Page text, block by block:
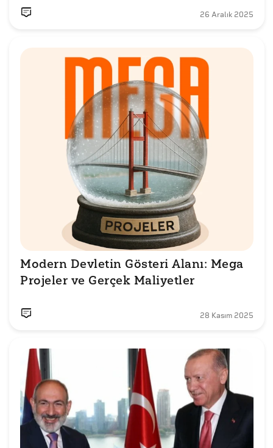
26 Aralık 2025
Modern Devletin Gösteri Alanı: Mega
Projeler ve Gerçek Maliyetler
28 Kasım 2025